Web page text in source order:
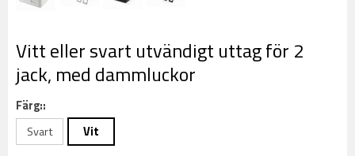
Vitt eller svart utvändigt uttag för 2
jack, med dammluckor
Färg::
Svart
Vit